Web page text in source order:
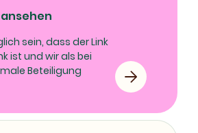
sein, dass der Link
ist und wir als bei
Beteiligung